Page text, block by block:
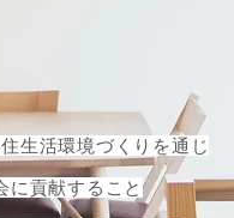
生活環境づくりを通じ
に貢献すること